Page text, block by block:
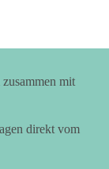
Oder würde
Frage
die
mit
direkt vom